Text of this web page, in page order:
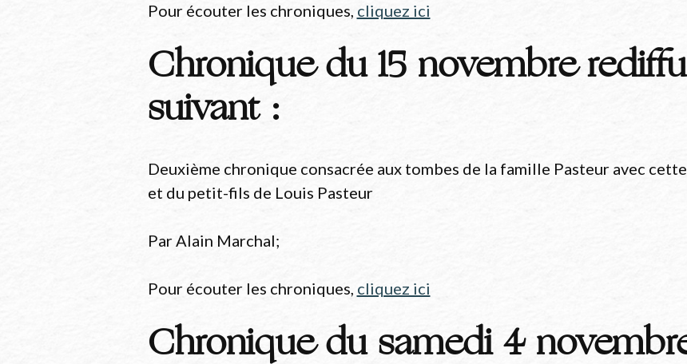
Pour écouter les chroniques, cliquez ici
Chronique du 15 novembre
suivant :
Deuxième chronique consacrée aux tombes de la famille Pasteur avec
et du petit-fils de Louis Pasteur
Par Alain Marchal;
Pour écouter les chroniques, cliquez ici
Chronique du samedi 4